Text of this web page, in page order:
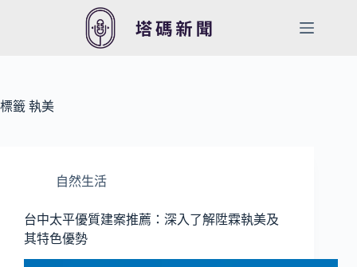
容
標籤 執美
自然生活
台中太平優質建案推薦：深入了解陞霖執美及
其特色優勢